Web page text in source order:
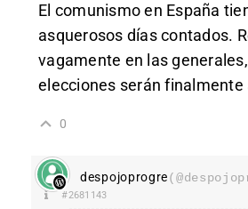
El comunismo en España
asquerosos días contados.
vagamente en las
elecciones serán finalmente
0
despojoprogre
#2681143